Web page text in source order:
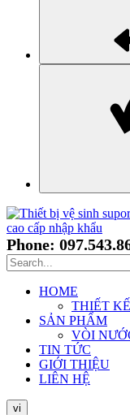
Phone:
HOME
THIẾT
SẢN PHẨM
VÒI
TIN TỨC
GIỚI THIỆU
LIÊN HỆ
vi